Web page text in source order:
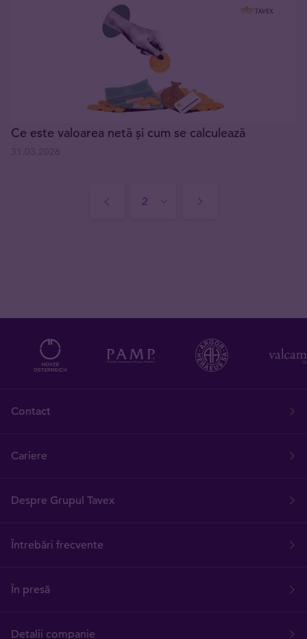
Ce este valoarea netă și cum se calculează
Contact
Cariere
Despre Grupul Tavex
Întrebări frecvente
În presă
Detalii companie